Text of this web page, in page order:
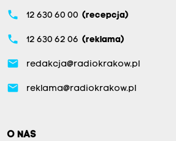
phone 12 630 60 00 (recepcja)
phone 12 630 62 06 (reklama)
email redakcja@radiokrakow.pl
email reklama@radiokrakow.pl
O NAS